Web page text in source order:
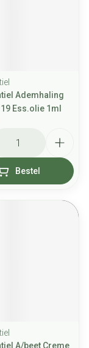
Ademhaling
Ess.olie 1ml
Bestel
A/beet Creme